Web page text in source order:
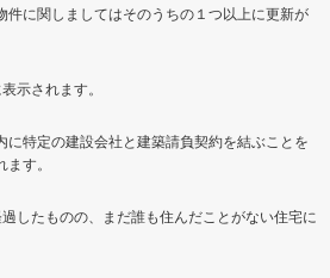
件に関しましてはそのうちの１つ以上に更新が
示されます。
に特定の建設会社と建築請負契約を結ぶことを
す。
したものの、まだ誰も住んだことがない住宅に